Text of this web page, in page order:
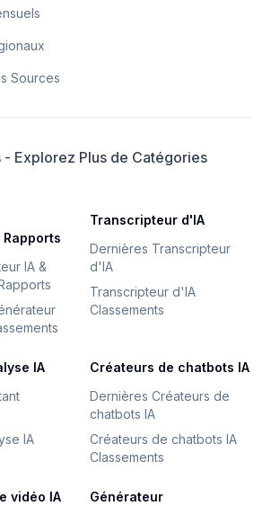
Sources
- Explorez Plus de Catégories
IA &
Transcripteur d'IA
Dernières Transcripteur
d'IA
Transcripteur d'IA
Classements
IA
IA
Créateurs de chatbots IA
Dernières Créateurs de
chatbots IA
Créateurs de chatbots IA
Classements
vidéo IA
Générateur